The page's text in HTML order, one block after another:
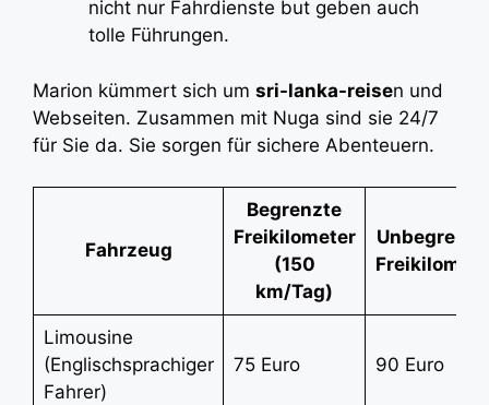
nicht nur Fahrdienste but geben auch
tolle Führungen.
Marion kümmert sich um sri-lanka-reisen und
Webseiten. Zusammen mit Nuga sind sie 24/7
für Sie da. Sie sorgen für sichere Abenteuern.
Fahrzeug
Begrenzte
Freikilometer
(150
km/Tag)
Limousine
(Englischsprachiger
Fahrer)
75 Euro 90 Euro